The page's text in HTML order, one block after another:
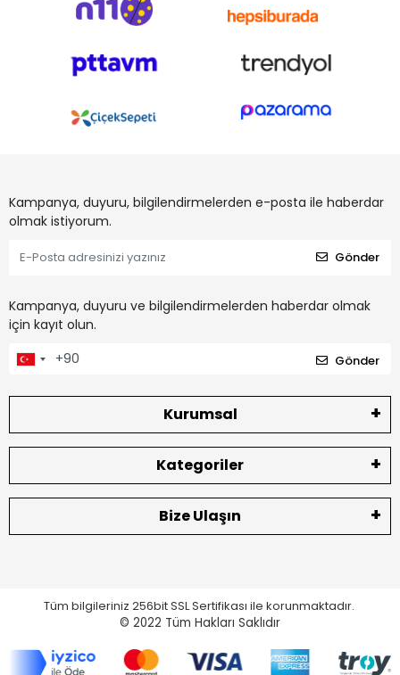
Kampanya, duyuru, bilgilendirmelerden e-posta ile haberdar
olmak istiyorum.
Gönder
Kampanya, duyuru ve bilgilendirmelerden haberdar olmak
için kayıt olun.
Gönder
Kurumsal
Kategoriler
Bize Ulaşın
Tüm bilgileriniz 256bit SSL Sertifikası ile korunmaktadır.
© 2022 Tüm Hakları Saklıdır